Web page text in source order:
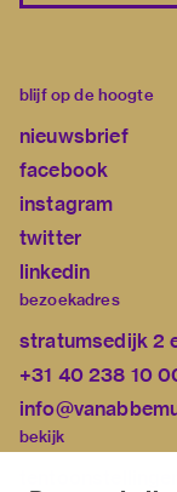
blijf op de hoogte
nieuwsbrief
facebook
instagram
twitter
linkedin
bezoekadres
stratumsedijk 2
+31 40 238 10
bekijk